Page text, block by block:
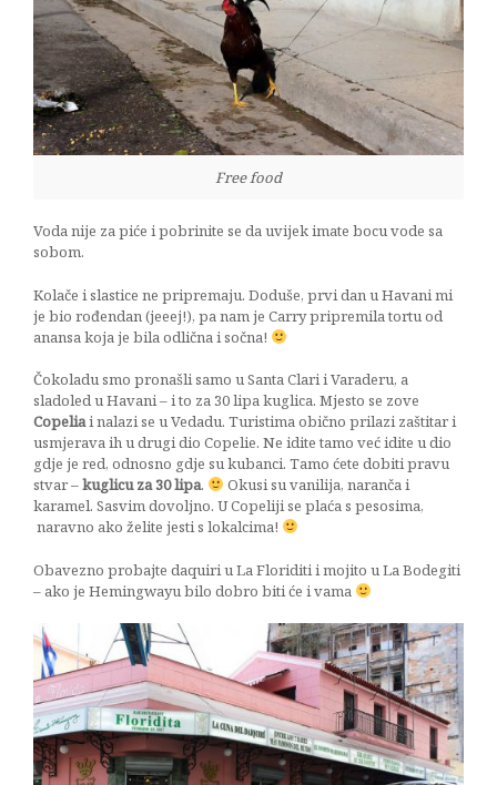
Free food
Voda nije za piće i pobrinite se da uvijek imate bocu vode sa
sobom.
Kolače i slastice ne pripremaju. Doduše, prvi dan u Havani mi
je bio rođendan (jeeej!), pa nam je Carry pripremila tortu od
anansa koja je bila odlična i sočna!
Čokoladu smo pronašli samo u Santa Clari i Varaderu, a
sladoled u Havani – i to za 30 lipa kuglica. Mjesto se zove
Copeliai nalazi se u Vedadu. Turistima obično prilazi zaštitar i
usmjerava ih u drugi dio Copelie. Ne idite tamo već idite u dio
gdje je red, odnosno gdje su kubanci. Tamo ćete dobiti pravu
stvar –kuglicu za 30 lipa.
Okusi su vanilija, naranča i
karamel. Sasvim dovoljno. U Copeliji se plaća s pesosima,
naravno ako želite jesti s lokalcima!
Obavezno probajte daquiri u La Floriditi i mojito u La Bodegiti
– ako je Hemingwayu bilo dobro biti će i vama